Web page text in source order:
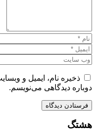
ذخیره نام، ایمیل و
دوباره دیدگاهی می‌نویسم.
هشتگ